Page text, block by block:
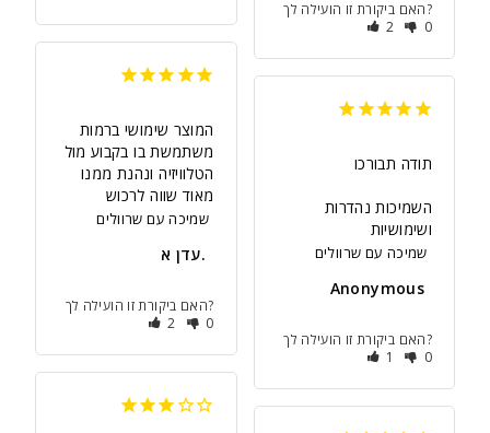
האם ביקורת זו הועילה לך?
2
0
הטלוויזיה ונהנת ממנו
מאוד שווה לרכוש
שמיכה עם שרוולים
עדן א.
האם ביקורת זו הועילה לך?
2
0
ושימושיות
שמיכה עם שרוולים
Anonymous
האם ביקורת זו הועילה לך?
1
0